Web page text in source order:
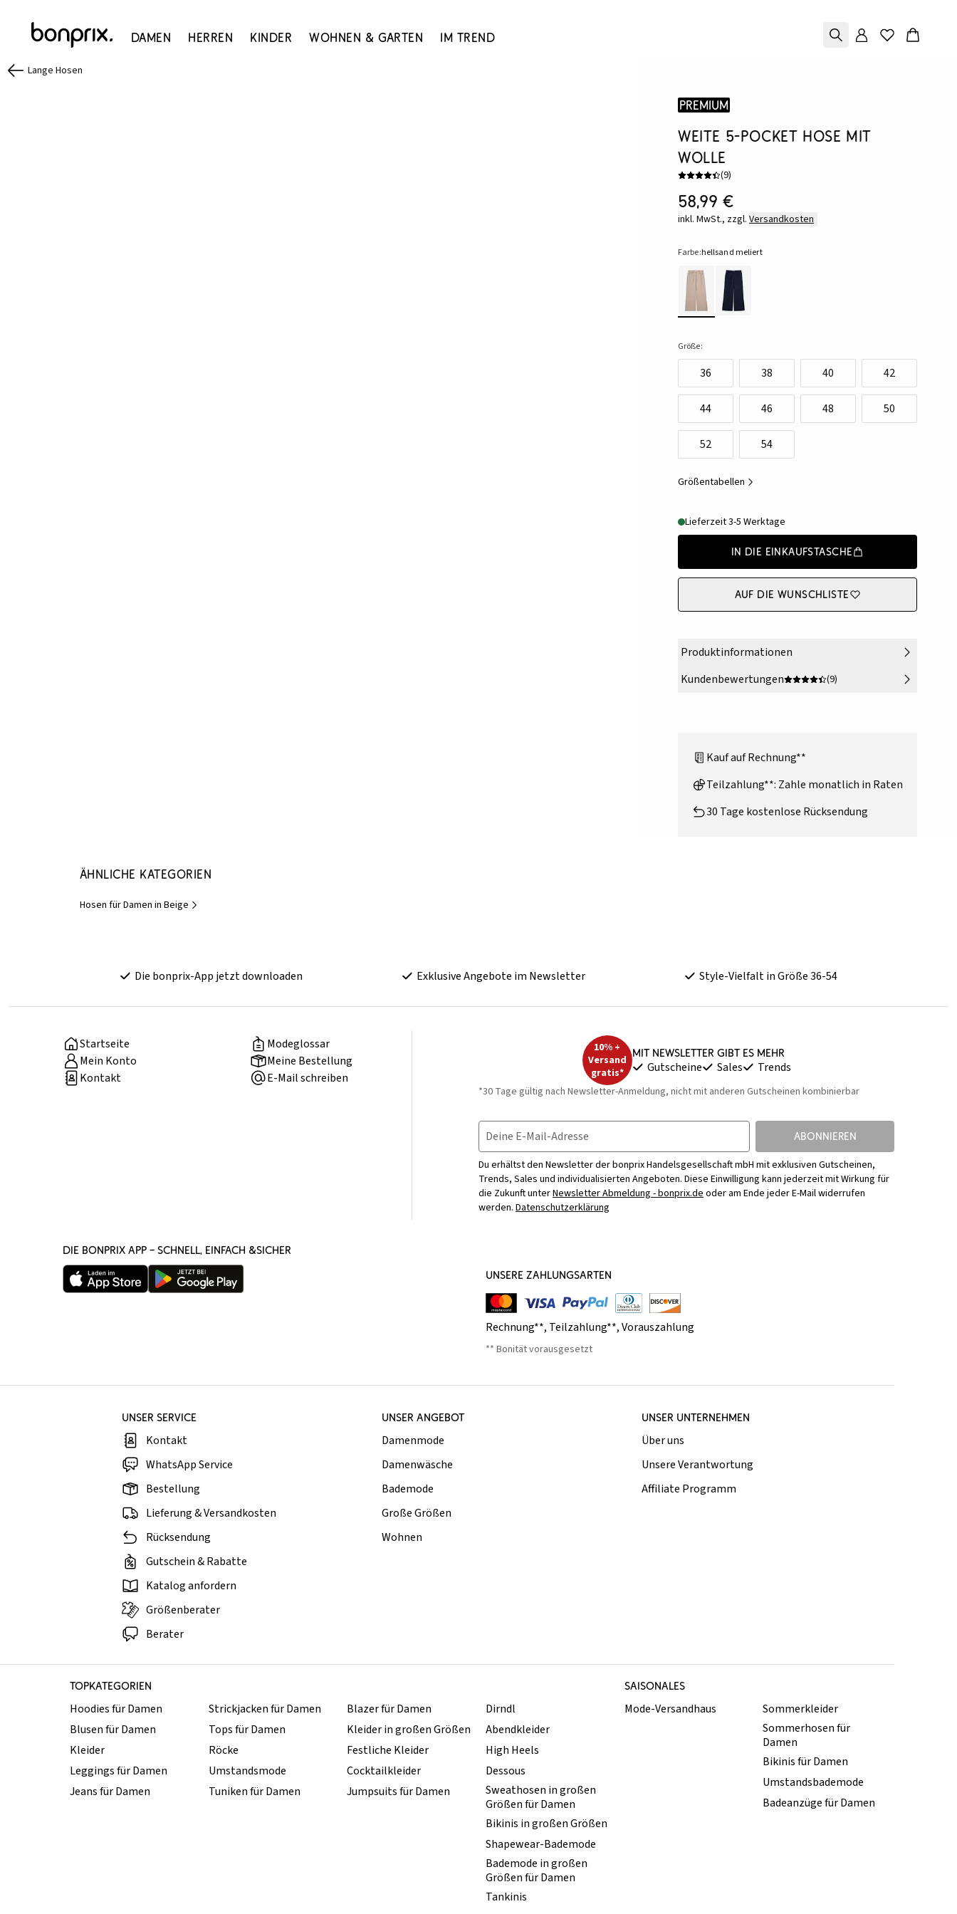
Damen Herren Kinder Wohnen & Garten Im Trend
Lange Hosen
Premium
Weite 5-Pocket Hose mit
Wolle
(9)
58,99 €
inkl. MwSt., zzgl. Versandkosten
Farbe:hellsand meliert
Größe:
36 38 40 42
44 46 48 50
52 54
Größentabellen
Lieferzeit 3-5 Werktage
In die Einkaufstasche
Auf die Wunschliste
Produktinformationen
Kundenbewertungen
(9)
Kauf auf Rechnung**
Teilzahlung**: Zahle monatlich in Raten
30 Tage kostenlose Rücksendung
Ähnliche Kategorien
Hosen für Damen in Beige
Die bonprix-App jetzt downloaden Exklusive Angebote im Newsletter Style-Vielfalt in Größe 36-54
Startseite
Modeglossar
Mein Konto
Meine Bestellung
Kontakt
E-Mail schreiben
10% +
Versand
gratis*
Mit Newsletter gibt es mehr
Gutscheine Sales Trends
*30 Tage gültig nach Newsletter-Anmeldung, nicht mit anderen Gutscheinen kombinierbar
Deine E-Mail-Adresse ABONNIEREN
Du erhältst den Newsletter der bonprix Handelsgesellschaft mbH mit exklusiven Gutscheinen,
Trends, Sales und individualisierten Angeboten. Diese Einwilligung kann jederzeit mit Wirkung für
die Zukunft unterNewsletter Abmeldung - bonprix.deoder am Ende jeder E-Mail widerrufen
werden. Datenschutzerklärung
DIE BONPRIX APP – SCHNELL, EINFACH &SICHER
UNSERE ZAHLUNGSARTEN
Rechnung**, Teilzahlung**,Vorauszahlung
** Bonität vorausgesetzt
UNSER SERVICE
Kontakt
WhatsApp Service
Bestellung
Lieferung & Versandkosten
Rücksendung
Gutschein & Rabatte
Katalog anfordern
Größenberater
Berater
UNSER ANGEBOT
Damenmode
Damenwäsche
Bademode
Große Größen
Wohnen
UNSER UNTERNEHMEN
Über uns
Unsere Verantwortung
Affiliate Programm
TOPKATEGORIEN SAISONALES
Hoodies für Damen
Blusen für Damen
Kleider
Leggings für Damen
Jeans für Damen
Strickjacken für Damen
Tops für Damen
Röcke
Umstandsmode
Tuniken für Damen
Blazer für Damen
Kleider in großen Größen
Festliche Kleider
Cocktailkleider
Jumpsuits für Damen
Dirndl
Abendkleider
High Heels
Dessous
Sweathosen in großen
Größen für Damen
Mode-Versandhaus
Sommerkleider
Sommerhosen für
Damen
Bikinis für Damen
Umstandsbademode
Badeanzüge für Damen
Bikinis in großen Größen
Shapewear-Bademode
Bademode in großen
Größen für Damen
Tankinis